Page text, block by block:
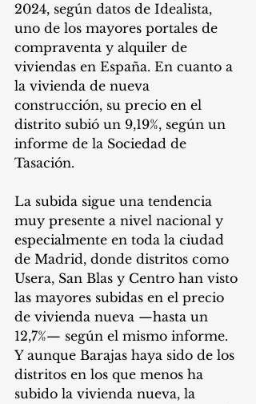
2024, según datos de Idealista,
uno de los mayores portales de
compraventa y alquiler de
viviendas en España. En cuanto a
la vivienda de nueva
construcción, su precio en el
distrito subió un 9,19%, según un
informe de la Sociedad de
Tasación.
La subida sigue una tendencia
muy presente a nivel nacional y
especialmente en toda la ciudad
de Madrid, donde distritos como
Usera, San Blas y Centro han visto
las mayores subidas en el precio
de vivienda nueva —hasta un
12,7%— según el mismo informe.
Y aunque Barajas haya sido de los
distritos en los que menos ha
subido la vivienda nueva, la